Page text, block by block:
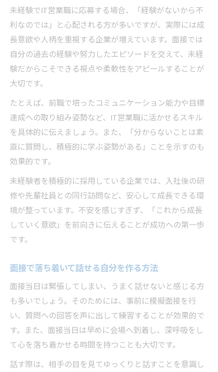
未経験でIT営業職に応募する場合、「経験がないから不
利なのでは」と心配される方が多いですが、実際には成
長意欲や人柄を重視する企業が増えています。面接では
自分の過去の経験や努力したエピソードを交えて、未経
験だからこそできる視点や柔軟性をアピールすることが
大切です。
たとえば、前職で培ったコミュニケーション能力や目標
達成への取り組み姿勢など、IT営業職に活かせるスキル
を具体的に伝えましょう。また、「分からないことは素
直に質問し、積極的に学ぶ姿勢がある」ことを示すのも
効果的です。
未経験者を積極的に採用している企業では、入社後の研
修や先輩社員との同行訪問など、安心して成長できる環
境が整っています。不安を感じすぎず、「これから成長
していく意欲」を前向きに伝えることが成功への第一歩
です。
面接で落ち着いて話せる自分を作る方法
面接当日は緊張してしまい、うまく話せないと感じる方
も多いでしょう。そのためには、事前に模擬面接を行
い、質問への回答を声に出して練習することが効果的で
す。また、面接当日は早めに会場へ到着し、深呼吸をし
て心を落ち着かせる時間を持つことも大切です。
話す際は、相手の目を見てゆっくりと話すことを意識し